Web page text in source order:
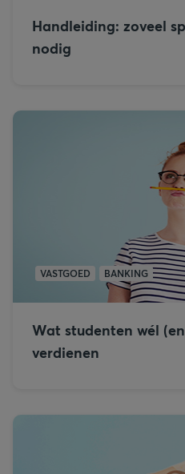
Handleiding: zoveel
nodig
VASTGOED BANKING
Wat studenten wél
verdienen